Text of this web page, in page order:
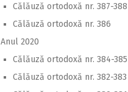
Călăuză ortodoxă nr. 387-388
Călăuză ortodoxă nr. 386
Anul 2020
Călăuză ortodoxă nr. 384-385
Călăuză ortodoxă nr. 382-383